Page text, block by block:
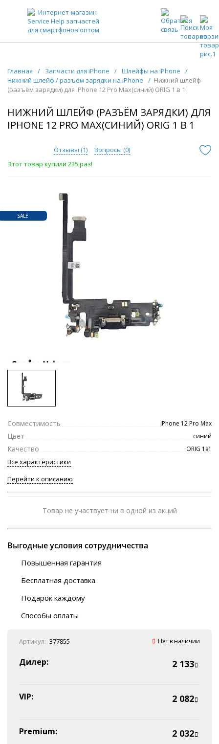
ЗАПЧАСТИ ДЛЯ ТЕЛЕФОНОВ ОПТОМ
Главная / Запчасти для iPhone / Шлейфы на iPhone
/
Нижний шлейф / разъём зарядки на iPhone
/ Нижний шлейф
(разъём зарядки) для iPhone 12 Pro Max(синий) ORIG 1 в 1
НИЖНИЙ ШЛЕЙФ (РАЗЪЁМ ЗАРЯДКИ) ДЛЯ
IPHONE 12 PRO MAX(СИНИЙ) ORIG 1 В 1
Отзывы (1) Вопросы (0)
Этот товар купили 235 раз!
SALE
Совместимость iPhone 12 Pro Max
Цвет синий
Качество ORIG 1в1
Все характеристики
Перейти к описанию
Товар не участвует ни в одной из акций
Выгодные условия сотрудничества
Повышенная гарантия
Бесплатная доставка
Автобусы (по ЮФО)
“BlaBlaCar” (по ЮФО)
Подарок каждому
Способы оплаты
Наличные
Эквайринг
Оплата на P/C
Артикул: 377855 Нет в наличии
Дилер: 2 133
VIP: 2 082
Premium: 2 032